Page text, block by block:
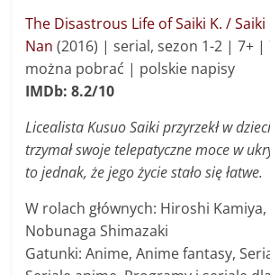
The Disastrous Life of Saiki K. /
Nan (2016) | serial, sezon 1-2 | 7+ |
można pobrać | polskie napisy
IMDb: 8.2/10
Licealista Kusuo Saiki przyrzekł w
trzymał swoje telepatyczne moce w
to jednak, że jego życie stało się łatwe.
W rolach głównych: Hiroshi
Nobunaga Shimazaki
Gatunki: Anime, Anime fantasy,